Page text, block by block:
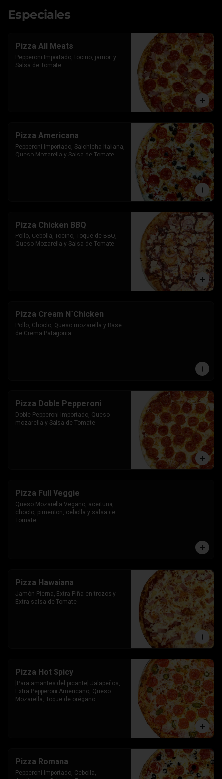
Especiales
Pizza All Meats
Pepperoni Importado, tocino, jamon y
Salsa de Tomate
Pizza Americana
Pepperoni Importado, Salchicha Italiana,
Queso Mozarella y Salsa de Tomate
Pizza Chicken BBQ
Pollo, Cebolla, Tocino, Toque de BBQ,
Queso Mozarella y Salsa de Tomate
Pizza Cream N´Chicken
Pollo, Choclo, Queso mozarella y Base
de Crema Patagonia
Pizza Doble Pepperoni
Doble Pepperoni Importado, Queso
mozarella y Salsa de Tomate
Pizza Full Veggie
Queso Mozarella Vegano, aceituna,
choclo, pimenton, cebolla y salsa de
Tomate
Pizza Hawaiana
Jamón Pierna, Extra Piña en trozos y
Extra salsa de Tomate
Pizza Hot Spicy
[Para amantes del picante] Jalapeños,
Extra Pepperoni Americano, Queso
Mozarella, Toque de orégano
Pizza Romana
Pepperoni Importado, Cebolla,